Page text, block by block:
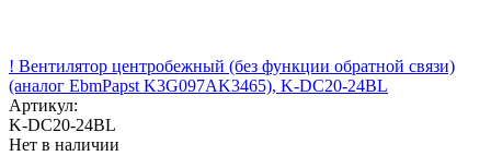
! Вентилятор центробежный (без функции обратной связи)
(аналог EbmPapst K3G097AK3465), K-DC20-24BL
Артикул:
K-DC20-24BL
Нет в наличии